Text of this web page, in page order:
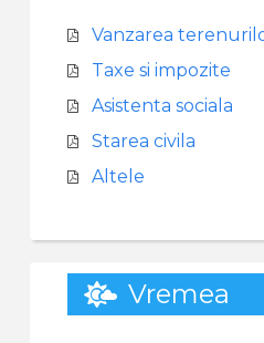
Vanzarea
Taxe si impozite
Asistenta sociala
Starea civila
Altele
Vremea